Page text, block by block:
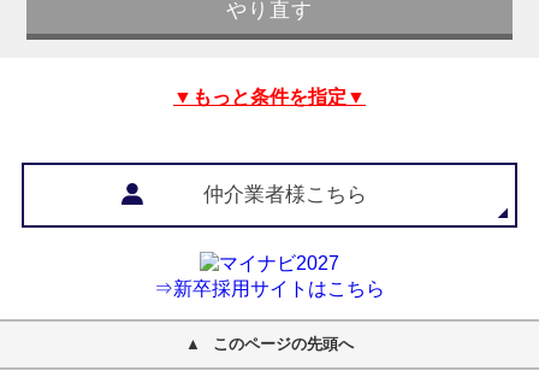
▼もっと条件を指定▼
仲介業者様こちら
⇒新卒採用サイトはこちら
このページの先頭へ